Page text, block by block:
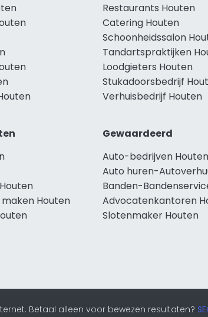
Restaurants Houten
Catering Houten
Schoonheidssalon
Tandartspraktijken
Loodgieters Houten
Stukadoorsbedrijf
Verhuisbedrijf Houten
Houten
Gewaardeerd
Auto-bedrijven Houten
Auto huren-
Banden-
Advocatenkantoren
Slotenmaker Houten
Betaal alleen voor bewezen resultaten?